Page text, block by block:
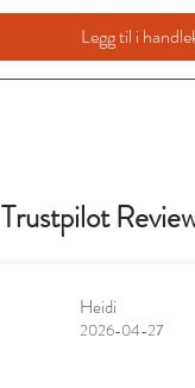
Legg til i
Trustpilot
Heidi
2026-04-27